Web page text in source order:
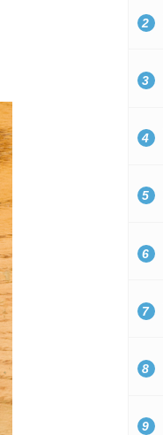
2
3
4
5
6
7
8
9